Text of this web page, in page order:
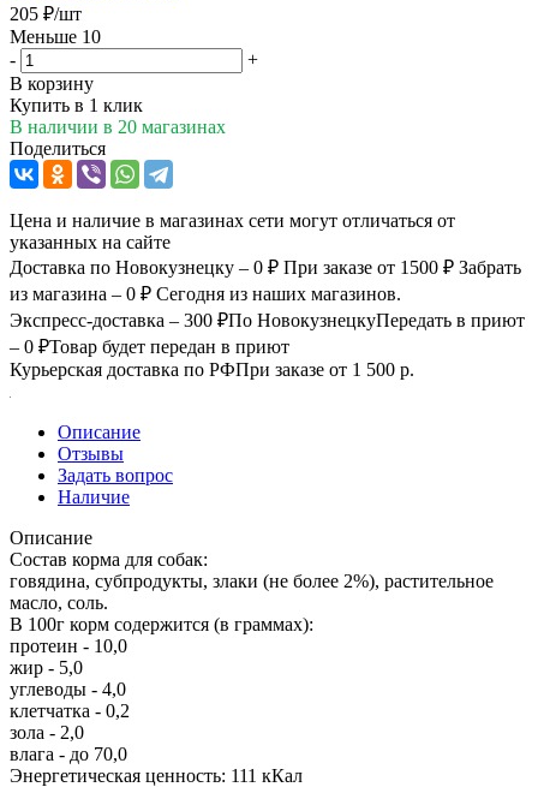
205 ₽/шт
Меньше 10
-
+
В корзину
Купить в 1 клик
В наличии в 20 магазинах
Поделиться
Цена и наличие в магазинах сети могут отличаться от
указанных на сайте
Доставка по Новокузнецку – 0 ₽ При заказе от 1500 ₽ Забрать
из магазина – 0 ₽ Сегодня из наших магазинов.
Экспресс-доставка – 300 ₽По НовокузнецкуПередать в приют
– 0 ₽Товар будет передан в приют
Курьерская доставка по РФПри заказе от 1 500 р.
Описание
Отзывы
Задать вопрос
Наличие
Описание
Состав корма для собак:
говядина, субпродукты, злаки (не более 2%), растительное
масло, соль.
В 100г корм содержится (в граммах):
протеин - 10,0
жир - 5,0
углеводы - 4,0
клетчатка - 0,2
зола - 2,0
влага - до 70,0
Энергетическая ценность: 111 кКал